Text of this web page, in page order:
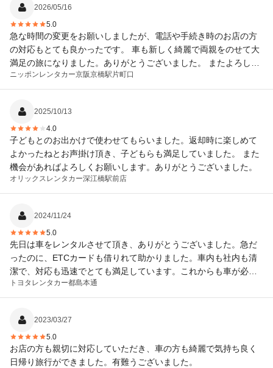
2026/05/16
5.0
急な時間の変更をお願いしましたが、電話や手続き時のお店の方
の対応もとても良かったです。 車も新しく綺麗で両親をのせて大
満足の旅になりました。ありがとうございました。 またよろしく
お願いします。
ニッポンレンタカー京阪京橋駅片町口
2025/10/13
4.0
子どもとのお出かけで使わせてもらいました。返却時に楽しめて
よかったねとお声掛け頂き、子どもらも満足していました。 また
機会があればよろしくお願いします。ありがとうございました。
オリックスレンタカー深江橋駅前店
2024/11/24
5.0
先日は車をレンタルさせて頂き、ありがとうございました。急だ
ったのに、ETCカードも借りれて助かりました。車内も社内も清
潔で、対応も迅速でとても満足しています。これからも車が必要
な時は、まずトヨタレンタカーに打診させていただきます！
トヨタレンタカー都島本通
2023/03/27
5.0
お店の方も親切に対応していただき、車の方も綺麗で気持ち良く
日帰り旅行ができました。有難うございました。